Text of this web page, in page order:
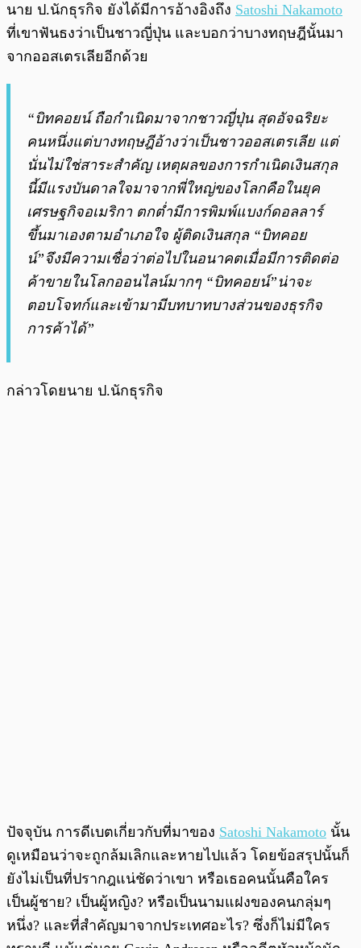
นาย ป.นักธุรกิจ ยังได้มีการอ้างอิงถึง Satoshi Nakamoto
ที่เขาฟันธงว่าเป็นชาวญี่ปุ่น และบอกว่าบางทฤษฎีนั้นมา
จากออสเตรเลียอีกด้วย
“บิทคอยน์ ถือกำเนิดมาจากชาวญี่ปุ่น สุดอัจฉริยะ
คนหนึ่งแต่บางทฤษฎีอ้างว่าเป็นชาวออสเตรเลีย แต่
นั่นไม่ใช่สาระสำคัญ เหตุผลของการกำเนิดเงินสกุล
นี้มีแรงบันดาลใจมาจากพี่ใหญ่ของโลกคือในยุค
เศรษฐกิจอเมริกา ตกต่ำมีการพิมพ์แบงก์ดอลลาร์
ขึ้นมาเองตามอำเภอใจ ผู้ติดเงินสกุล “บิทคอย
น์”จึงมีความเชื่อว่าต่อไปในอนาคตเมื่อมีการติดต่อ
ค้าขายในโลกออนไลน์มากๆ “บิทคอยน์”น่าจะ
ตอบโจทก์และเข้ามามีบทบาทบางส่วนของธุรกิจ
การค้าได้”
กล่าวโดยนาย ป.นักธุรกิจ
ปัจจุบัน การดีเบตเกี่ยวกับที่มาของ Satoshi Nakamoto นั้น
ดูเหมือนว่าจะถูกล้มเลิกและหายไปแล้ว โดยข้อสรุปนั้นก็
ยังไม่เป็นที่ปรากฎแน่ชัดว่าเขา หรือเธอคนนั้นคือใคร
เป็นผู้ชาย? เป็นผู้หญิง? หรือเป็นนามแฝงของคนกลุ่มๆ
หนึ่ง? และที่สำคัญมาจากประเทศอะไร? ซึ่งก็ไม่มีใคร